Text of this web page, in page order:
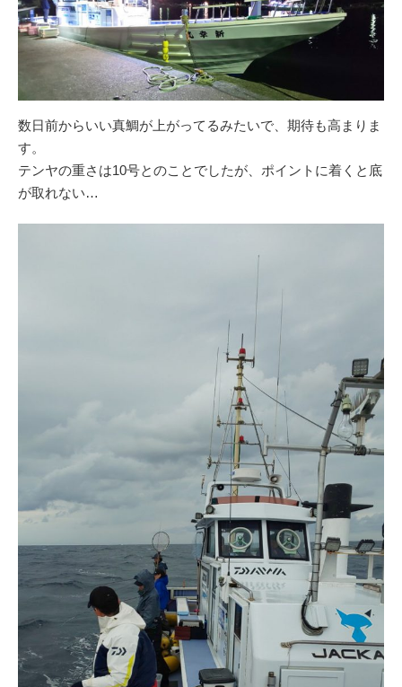
数日前からいい真鯛が上がってるみたいで、期待も高まりま
す。
テンヤの重さは10号とのことでしたが、ポイントに着くと底
が取れない…